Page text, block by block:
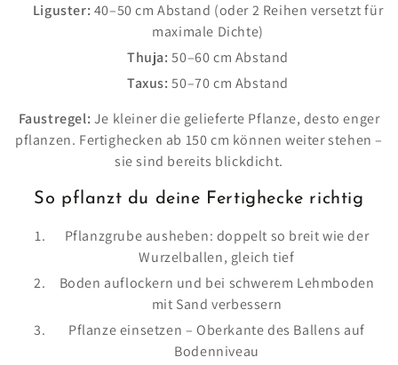
Liguster: 40–50 cm Abstand (oder 2 Reihen versetzt für
maximale Dichte)
Thuja: 50–60 cm Abstand
Taxus: 50–70 cm Abstand
Faustregel: Je kleiner die gelieferte Pflanze, desto enger
pflanzen. Fertighecken ab 150 cm können weiter stehen –
sie sind bereits blickdicht.
So pflanzt du deine Fertighecke richtig
Pflanzgrube ausheben: doppelt so breit wie der
Wurzelballen, gleich tief
Boden auflockern und bei schwerem Lehmboden
mit Sand verbessern
Pflanze einsetzen – Oberkante des Ballens auf
Bodenniveau